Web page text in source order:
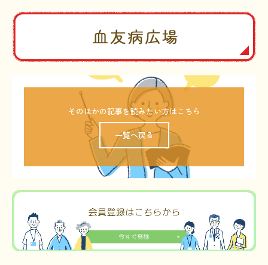
そのほかの記事を読みたい方はこちら
一覧へ戻る